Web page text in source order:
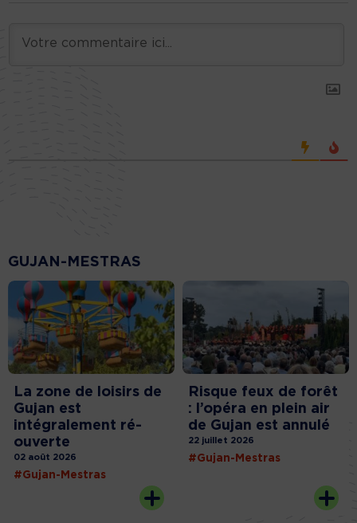
GUJAN-MESTRAS
La zone de loisirs de
Gujan est
intégralement ré-
ouverte
02 août 2026
#Gujan-Mestras
Risque feux de forêt
: l’opéra en plein air
de Gujan est annulé
22 juillet 2026
#Gujan-Mestras